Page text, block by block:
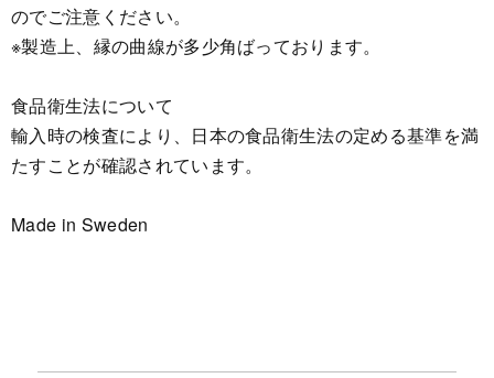
のでご注意ください。
※製造上、縁の曲線が多少角ばっております。
食品衛生法について
輸入時の検査により、日本の食品衛生法の定める基準を満
たすことが確認されています。
Made in Sweden